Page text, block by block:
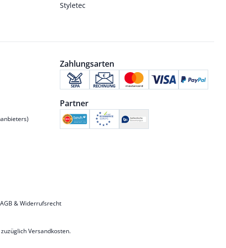
Styletec
Zahlungsarten
Partner
AGB & Widerrufsrecht
Versandkosten.